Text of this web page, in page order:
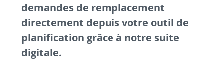
demandes de remplacement
directement depuis votre outil de
planification grâce à notre suite
digitale.